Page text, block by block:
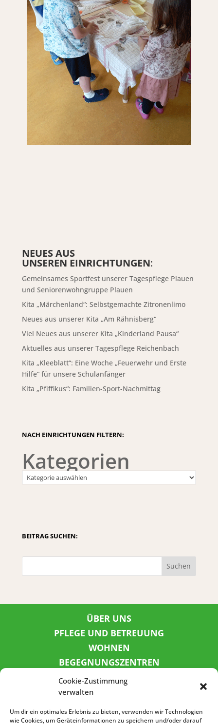
Cookie-Zustimmung
verwalten
Um dir ein optimales Erlebnis zu bieten, verwenden wir Technologien
wie Cookies, um Geräteinformationen zu speichern und/oder darauf
NEUES AUS
UNSEREN EINRICHTUNGEN:
Gemeinsames Sportfest unserer Tagespflege Plauen
und Seniorenwohngruppe Plauen
Kita „Märchenland“: Selbstgemachte Zitronenlimo
Neues aus unserer Kita „Am Rähnisberg“
Viel Neues aus unserer Kita „Kinderland Pausa“
Aktuelles aus unserer Tagespflege Reichenbach
Kita „Kleeblatt“: Eine Woche „Feuerwehr und Erste
Hilfe“ für unsere Schulanfänger
Kita „Pfiffikus“: Familien-Sport-Nachmittag
NACH EINRICHTUNGEN FILTERN:
Kategorien
BEITRAG SUCHEN:
Suchen
ÜBER UNS
PFLEGE UND BETREUUNG
WOHNEN
BEGEGNUNGSZENTREN
KINDER UND JUGEND
KONTAKT